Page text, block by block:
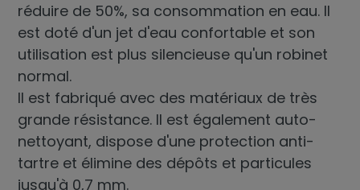
réduire de 50%, sa consommation en eau. Il
est doté d'un jet d'eau confortable et son
utilisation est plus silencieuse qu'un robinet
normal.
Il est fabriqué avec des matériaux de très
grande résistance. Il est également auto-
nettoyant, dispose d'une protection anti-
tartre et élimine des dépôts et particules
jusqu'à 0,7 mm.